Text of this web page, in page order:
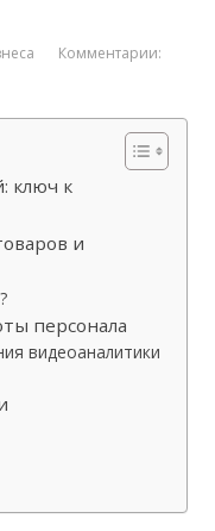
Комментарии:
ключ к
и
персонала
видеоаналитики